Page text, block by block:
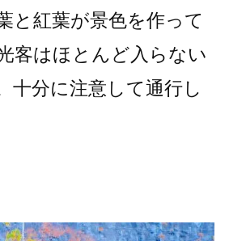
と紅葉が景色を作って
客はほとんど入らない
十分に注意して通行し